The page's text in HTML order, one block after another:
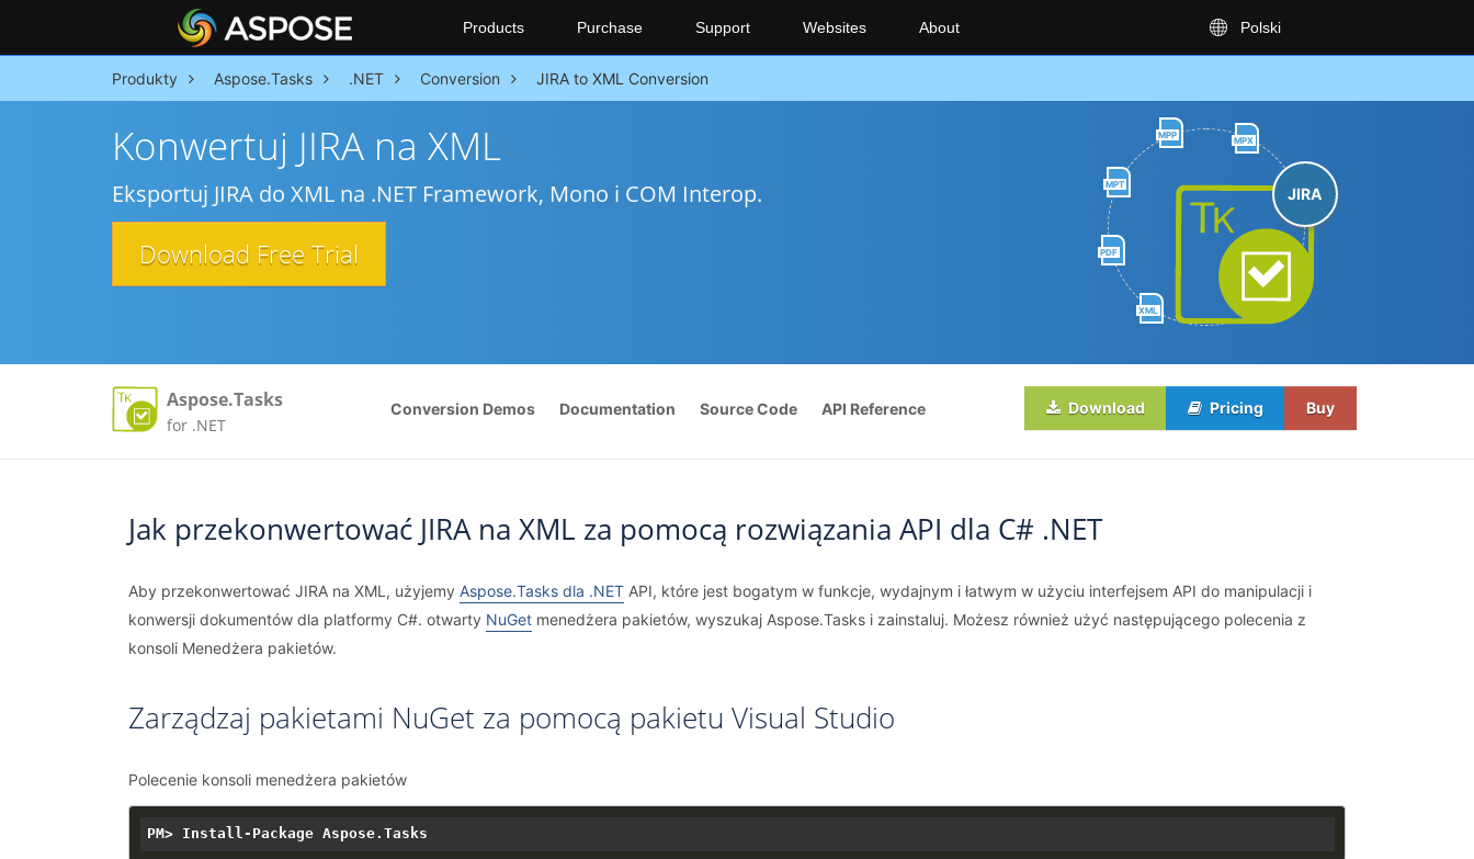
Products Purchase Support Websites About Polski
Produkty Aspose.Tasks .NET Conversion JIRA to XML Conversion
MPP
MPX
MPT
PDF
XML
JIRA
Konwertuj JIRA na XML
Eksportuj JIRA do XML na .NET Framework, Mono i COM Interop.
Download Free Trial
Aspose.Tasks
for .NET
Conversion Demos Documentation Source Code API Reference Download Pricing Buy
Jak przekonwertować JIRA na XML za pomocą rozwiązania API dla C# .NET
Aby przekonwertować JIRA na XML, użyjemy Aspose.Tasks dla .NET API, które jest bogatym w funkcje, wydajnym i łatwym w użyciu interfejsem API do manipulacji i
konwersji dokumentów dla platformy C#. otwarty NuGet menedżera pakietów, wyszukaj Aspose.Tasks i zainstaluj. Możesz również użyć następującego polecenia z
konsoli Menedżera pakietów.
Zarządzaj pakietami NuGet za pomocą pakietu Visual Studio
Polecenie konsoli menedżera pakietów